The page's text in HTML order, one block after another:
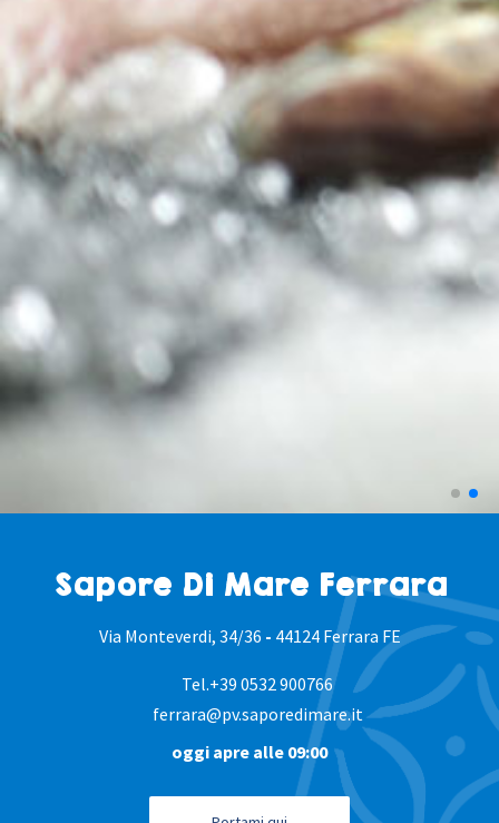
Sapore Di Mare Ferrara
Via Monteverdi, 34/36 - 44124 Ferrara FE
Tel.+39 0532 900766
ferrara@pv.saporedimare.it
oggi apre alle 09:00